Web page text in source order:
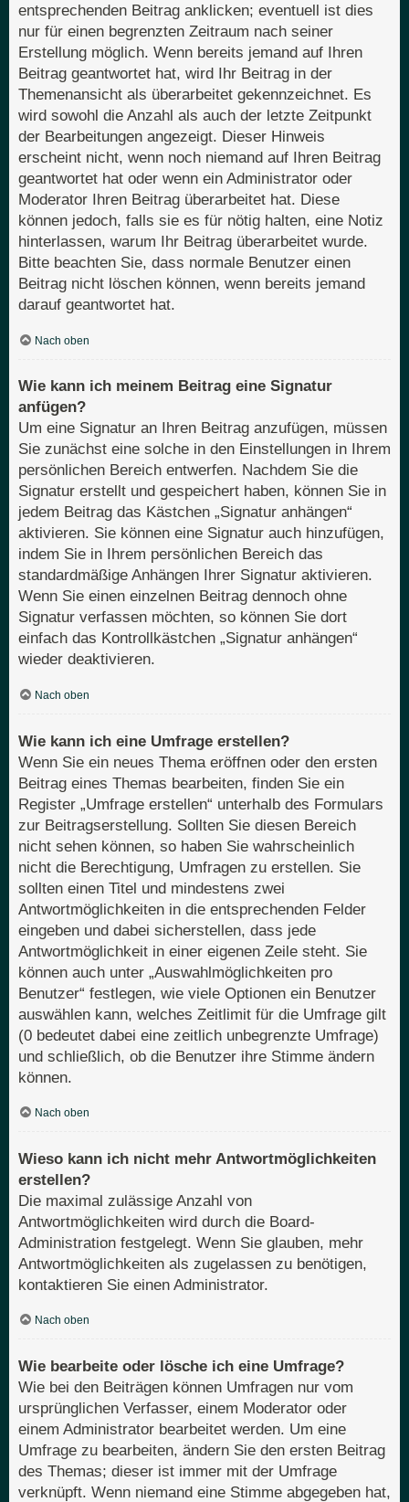
entsprechenden Beitrag anklicken; eventuell ist dies
nur für einen begrenzten Zeitraum nach seiner
Erstellung möglich. Wenn bereits jemand auf Ihren
Beitrag geantwortet hat, wird Ihr Beitrag in der
Themenansicht als überarbeitet gekennzeichnet. Es
wird sowohl die Anzahl als auch der letzte Zeitpunkt
der Bearbeitungen angezeigt. Dieser Hinweis
erscheint nicht, wenn noch niemand auf Ihren Beitrag
geantwortet hat oder wenn ein Administrator oder
Moderator Ihren Beitrag überarbeitet hat. Diese
können jedoch, falls sie es für nötig halten, eine Notiz
hinterlassen, warum Ihr Beitrag überarbeitet wurde.
Bitte beachten Sie, dass normale Benutzer einen
Beitrag nicht löschen können, wenn bereits jemand
darauf geantwortet hat.
Nach oben
Wie kann ich meinem Beitrag eine Signatur
anfügen?
Um eine Signatur an Ihren Beitrag anzufügen, müssen
Sie zunächst eine solche in den Einstellungen in Ihrem
persönlichen Bereich entwerfen. Nachdem Sie die
Signatur erstellt und gespeichert haben, können Sie in
jedem Beitrag das Kästchen „Signatur anhängen“
aktivieren. Sie können eine Signatur auch hinzufügen,
indem Sie in Ihrem persönlichen Bereich das
standardmäßige Anhängen Ihrer Signatur aktivieren.
Wenn Sie einen einzelnen Beitrag dennoch ohne
Signatur verfassen möchten, so können Sie dort
einfach das Kontrollkästchen „Signatur anhängen“
wieder deaktivieren.
Nach oben
Wie kann ich eine Umfrage erstellen?
Wenn Sie ein neues Thema eröffnen oder den ersten
Beitrag eines Themas bearbeiten, finden Sie ein
Register „Umfrage erstellen“ unterhalb des Formulars
zur Beitragserstellung. Sollten Sie diesen Bereich
nicht sehen können, so haben Sie wahrscheinlich
nicht die Berechtigung, Umfragen zu erstellen. Sie
sollten einen Titel und mindestens zwei
Antwortmöglichkeiten in die entsprechenden Felder
eingeben und dabei sicherstellen, dass jede
Antwortmöglichkeit in einer eigenen Zeile steht. Sie
können auch unter „Auswahlmöglichkeiten pro
Benutzer“ festlegen, wie viele Optionen ein Benutzer
auswählen kann, welches Zeitlimit für die Umfrage gilt
(0 bedeutet dabei eine zeitlich unbegrenzte Umfrage)
und schließlich, ob die Benutzer ihre Stimme ändern
können.
Nach oben
Wieso kann ich nicht mehr Antwortmöglichkeiten
erstellen?
Die maximal zulässige Anzahl von
Antwortmöglichkeiten wird durch die Board-
Administration festgelegt. Wenn Sie glauben, mehr
Antwortmöglichkeiten als zugelassen zu benötigen,
kontaktieren Sie einen Administrator.
Nach oben
Wie bearbeite oder lösche ich eine Umfrage?
Wie bei den Beiträgen können Umfragen nur vom
ursprünglichen Verfasser, einem Moderator oder
einem Administrator bearbeitet werden. Um eine
Umfrage zu bearbeiten, ändern Sie den ersten Beitrag
des Themas; dieser ist immer mit der Umfrage
verknüpft. Wenn niemand eine Stimme abgegeben hat,